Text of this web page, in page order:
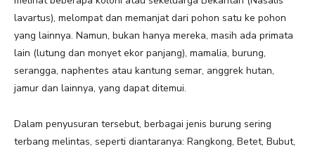
lavartus), melompat dan memanjat dari pohon satu ke pohon
yang lainnya. Namun, bukan hanya mereka, masih ada primata
lain (lutung dan monyet ekor panjang), mamalia, burung,
serangga, naphentes atau kantung semar, anggrek hutan,
jamur dan lainnya, yang dapat ditemui.
Dalam penyusuran tersebut, berbagai jenis burung sering
terbang melintas, seperti diantaranya: Rangkong, Betet, Bubut,